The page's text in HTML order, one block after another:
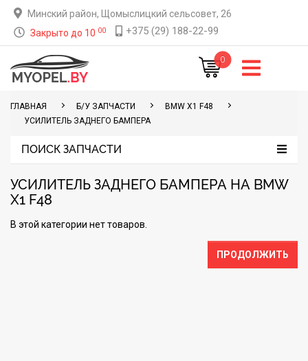
Минский район, Щомыслицкий сельсовет, 26
Закрыто до 10 00 +375 (29) 188-22-99
0
ГЛАВНАЯ Б/У ЗАПЧАСТИ
BMW X1 F48
УСИЛИТЕЛЬ ЗАДНЕГО БАМПЕРА
ПОИСК ЗАПЧАСТИ
УСИЛИТЕЛЬ ЗАДНЕГО БАМПЕРА НА BMW
X1 F48
В этой категории нет товаров.
ПРОДОЛЖИТЬ